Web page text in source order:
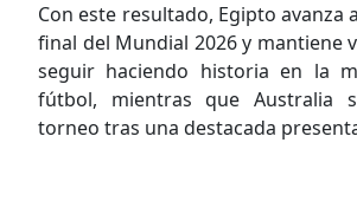
Con este resultado, Egipto avanza
final del Mundial 2026 y mantiene
seguir haciendo historia en la
fútbol, mientras que Australia
torneo tras una destacada